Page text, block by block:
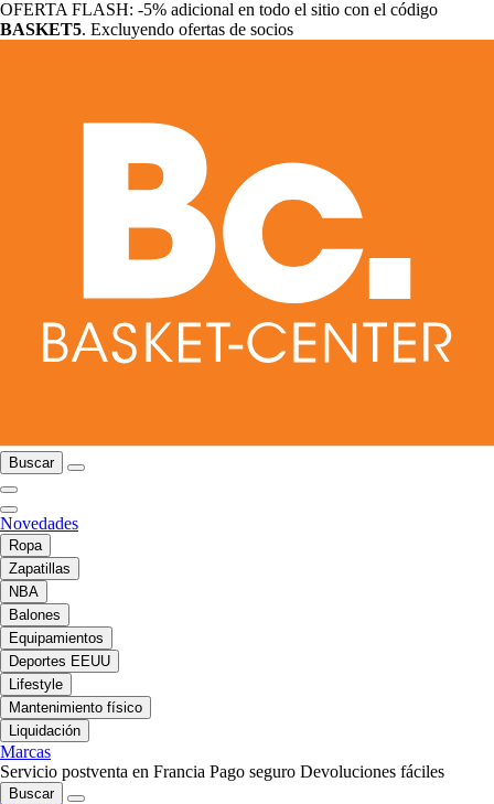
OFERTA FLASH: -5% adicional en todo el sitio con el código
BASKET5. Excluyendo ofertas de socios
Buscar
Novedades
Ropa
Zapatillas
NBA
Balones
Equipamientos
Deportes EEUU
Lifestyle
Mantenimiento físico
Liquidación
Marcas
Servicio postventa en Francia Pago seguro Devoluciones fáciles
Buscar